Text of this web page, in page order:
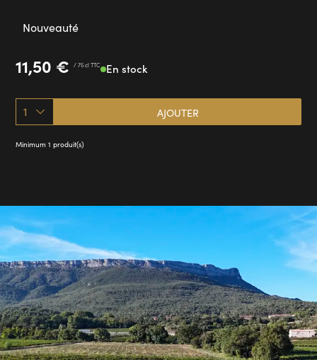
11,50 € / 75 cl TTC En stock
1 AJOUTER
Minimum 1 produit(s)
Nouveauté